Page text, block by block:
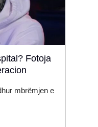
Fotoja
mbrëmjen e